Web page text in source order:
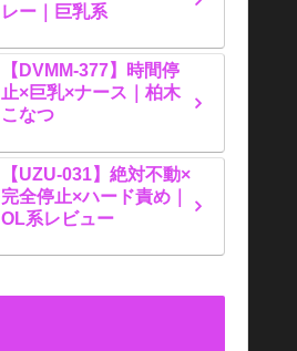
レー｜巨乳系
【DVMM-377】時間停
止×巨乳×ナース｜柏木
こなつ
【UZU-031】絶対不動×
完全停止×ハード責め｜
OL系レビュー